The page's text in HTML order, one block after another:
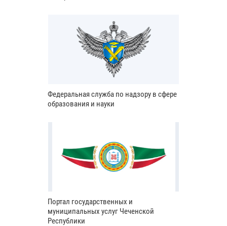
Федеральная служба по надзору в сфере
образования и науки
Портал государственных и
муниципальных услуг Чеченской
Республики